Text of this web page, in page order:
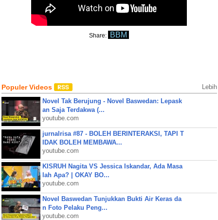
Share: BBM
Populer Videos Lebih
Novel Tak Berujung - Novel Baswedan: Lepask
an Saja Terdakwa (...
youtube.com
jurnalrisa #87 - BOLEH BERINTERAKSI, TAPI T
IDAK BOLEH MEMBAWA...
youtube.com
KISRUH Nagita VS Jessica Iskandar, Ada Masa
lah Apa? | OKAY BO...
youtube.com
Novel Baswedan Tunjukkan Bukti Air Keras da
n Foto Pelaku Peng...
youtube.com